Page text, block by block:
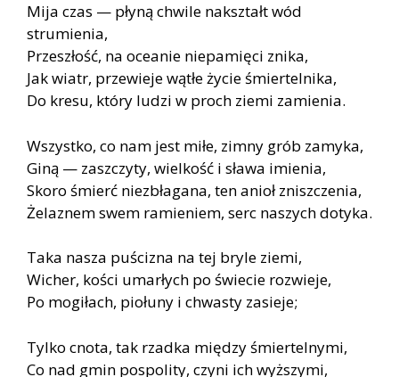
Mija czas — płyną chwile nakształt wód
strumienia,
Przeszłość, na oceanie niepamięci znika,
Jak wiatr, przewieje wątłe życie śmiertelnika,
Do kresu, który ludzi w proch ziemi zamienia.
Wszystko, co nam jest miłe, zimny grób zamyka,
Giną — zaszczyty, wielkość i sława imienia,
Skoro śmierć niezbłagana, ten anioł zniszczenia,
Żelaznem swem ramieniem, serc naszych dotyka.
Taka nasza puścizna na tej bryle ziemi,
Wicher, kości umarłych po świecie rozwieje,
Po mogiłach, piołuny i chwasty zasieje;
Tylko cnota, tak rzadka między śmiertelnymi,
Co nad gmin pospolity, czyni ich wyższymi,